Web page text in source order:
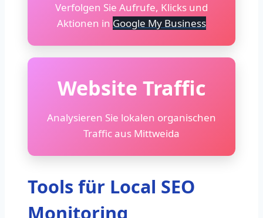
Verfolgen Sie Aufrufe, Klicks und
Aktionen in Google My Business
Website Traffic
Analysieren Sie lokalen organischen
Traffic aus Mittweida
Tools für Local SEO
Monitoring